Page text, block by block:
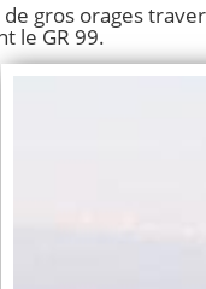
gros orages
le GR 99.